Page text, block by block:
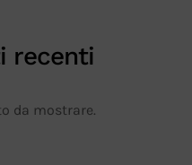
recenti
da mostrare.